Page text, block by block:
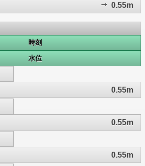
0.55m
時刻
水位
0.55m
0.55m
0.55m